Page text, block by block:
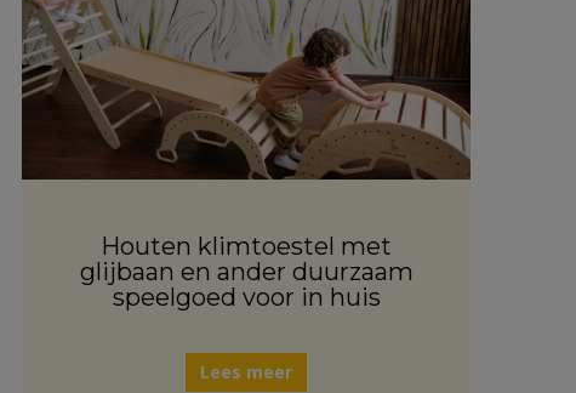
Houten klimtoestel met
glijbaan en ander duurzaam
speelgoed voor in huis
Lees meer